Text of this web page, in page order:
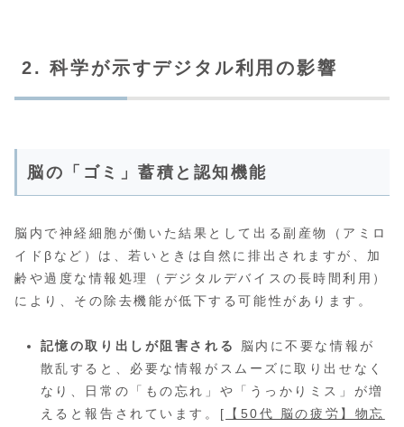
2. 科学が示すデジタル利用の影響
脳の「ゴミ」蓄積と認知機能
脳内で神経細胞が働いた結果として出る副産物（アミロ
イドβなど）は、若いときは自然に排出されますが、加
齢や過度な情報処理（デジタルデバイスの長時間利用）
により、その除去機能が低下する可能性があります。
記憶の取り出しが阻害される
脳内に不要な情報が
散乱すると、必要な情報がスムーズに取り出せなく
なり、日常の「もの忘れ」や「うっかりミス」が増
えると報告されています。[
【50代 脳の疲労】物忘